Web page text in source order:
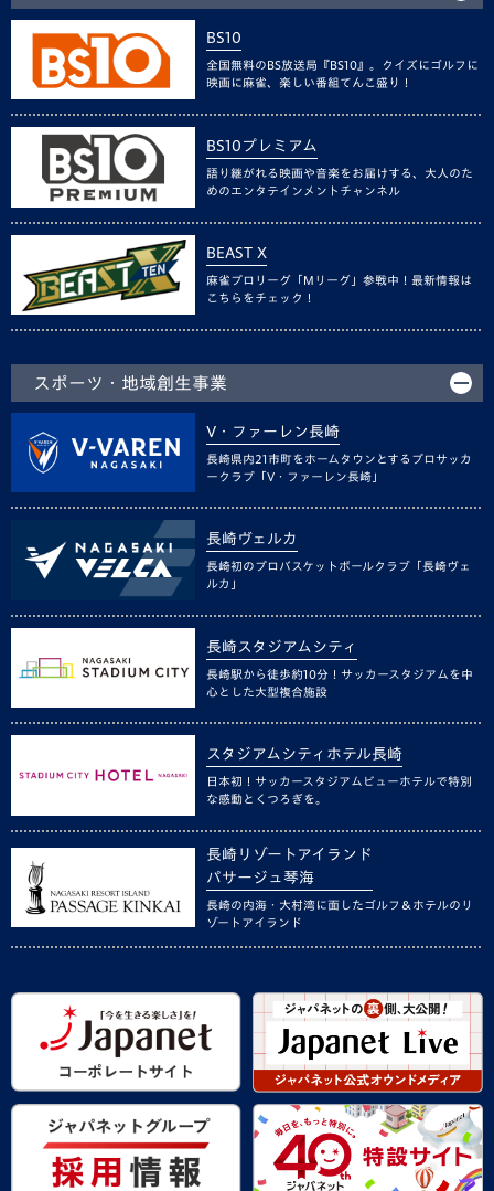
BS10
全国無料のBS放送局『BS10』。クイズにゴルフに
映画に麻雀、楽しい番組てんこ盛り！
BS10プレミアム
語り継がれる映画や音楽をお届けする、大人のた
めのエンタテインメントチャンネル
BEAST X
麻雀プロリーグ「Mリーグ」参戦中！最新情報は
こちらをチェック！
スポーツ・地域創生事業
V・ファーレン長崎
長崎県内21市町をホームタウンとするプロサッカ
ークラブ「V・ファーレン長崎」
長崎ヴェルカ
長崎初のプロバスケットボールクラブ「長崎ヴェ
ルカ」
長崎スタジアムシティ
長崎駅から徒歩約10分！サッカースタジアムを中
心とした大型複合施設
スタジアムシティホテル長崎
日本初！サッカースタジアムビューホテルで特別
な感動とくつろぎを。
長崎リゾートアイランド
パサージュ琴海
長崎の内海・大村湾に面したゴルフ＆ホテルのリ
ゾートアイランド